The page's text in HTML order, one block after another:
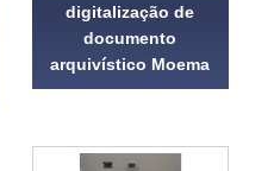
digitalização de
documento
arquivístico Moema